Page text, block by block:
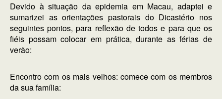
Devido à situação da epidemia em Macau, adaptei e
sumarizei as orientações pastorais do Dicastério nos
seguintes pontos, para reflexão de todos e para que os
fiéis possam colocar em prática, durante as férias de
verão:
Encontro com os mais velhos: comece com os membros
da sua família: